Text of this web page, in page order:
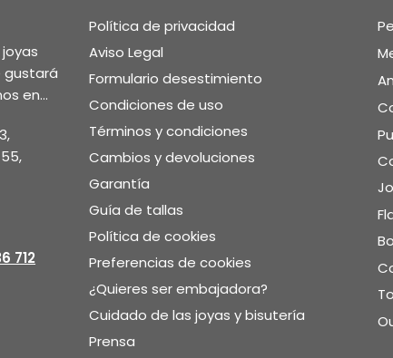
gustará
en...
712
Política de privacidad
Aviso Legal
Formulario desestimiento
Condiciones de uso
Términos y condiciones
Cambios y devoluciones
Garantía
Guía de tallas
Política de cookies
Preferencias de cookies
¿Quieres ser embajadora?
Cuidado de las joyas y bisutería
Prensa